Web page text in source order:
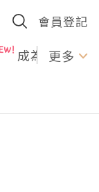
會員登記
成為U更多